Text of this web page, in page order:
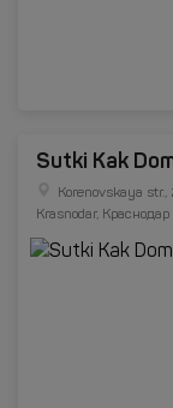
Sutki Kak
Korenovskaya
Krasnodar, Краснодар